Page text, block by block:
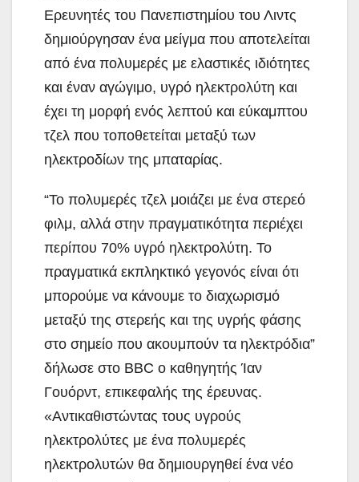
Ερευνητές του Πανεπιστημίου του Λιντς
δημιούργησαν ένα μείγμα που αποτελείται
από ένα πολυμερές με ελαστικές ιδιότητες
και έναν αγώγιμο, υγρό ηλεκτρολύτη και
έχει τη μορφή ενός λεπτού και εύκαμπτου
τζελ που τοποθετείται μεταξύ των
ηλεκτροδίων της μπαταρίας.
“Το πολυμερές τζελ μοιάζει με ένα στερεό
φιλμ, αλλά στην πραγματικότητα περιέχει
περίπου 70% υγρό ηλεκτρολύτη. Το
πραγματικά εκπληκτικό γεγονός είναι ότι
μπορούμε να κάνουμε το διαχωρισμό
μεταξύ της στερεής και της υγρής φάσης
στο σημείο που ακουμπούν τα ηλεκτρόδια”
δήλωσε στο BBC ο καθηγητής Ίαν
Γουόρντ, επικεφαλής της έρευνας.
«Αντικαθιστώντας τους υγρούς
ηλεκτρολύτες με ένα πολυμερές
ηλεκτρολυτών θα δημιουργηθεί ένα νέο